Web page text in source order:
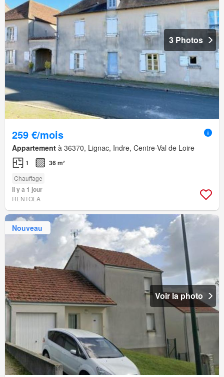
3 Photos
259 €/mois
Appartement à 36370, Lignac, Indre, Centre-Val de Loire
1 36 m²
Chauffage
Il y a 1 jour
RENTOLA
Nouveau
Voir la photo